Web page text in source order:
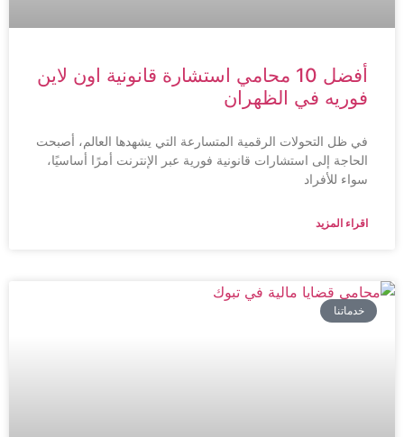
أفضل 10 محامي استشارة قانونية اون لاين
فوريه في الظهران
في ظل التحولات الرقمية المتسارعة التي يشهدها العالم، أصبحت
الحاجة إلى استشارات قانونية فورية عبر الإنترنت أمرًا أساسيًا،
سواء للأفراد
اقراء المزيد
خدماتنا